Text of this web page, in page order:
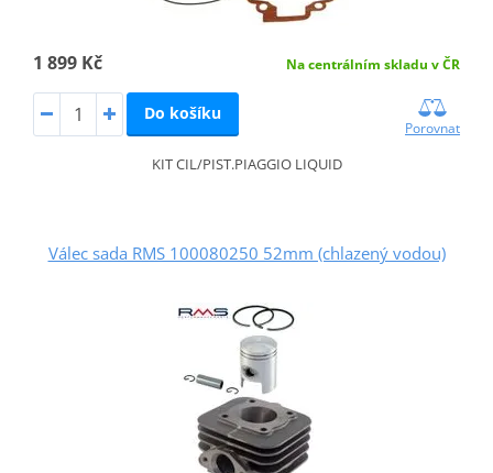
1 899 Kč Na centrálním skladu v ČR
Do košíku
Porovnat
KIT CIL/PIST.PIAGGIO LIQUID
Válec sada RMS 100080250 52mm (chlazený vodou)